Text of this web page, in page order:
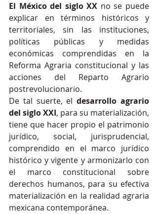
El México del siglo XX no se puede
explicar en términos históricos y
territoriales, sin las instituciones,
políticas públicas y medidas
económicas comprendidas en la
Reforma Agraria constitucional y las
acciones del Reparto Agrario
postrevolucionario.
De tal suerte, el desarrollo agrario
del siglo XXI, para su materialización,
tiene que hacer propio el patrimonio
jurídico, social, jurisprudencial,
comprendido en el marco jurídico
histórico y vigente y armonizarlo con
el marco constitucional sobre
derechos humanos, para su efectiva
materialización en la realidad agraria
mexicana contemporánea.